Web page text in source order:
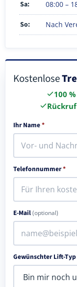
Sa: 08:00 –
So: Nach
Kostenlose
100
Ihr Name*
Telefonnummer*
E-Mail(optional)
Gewünschter Lift-Typ